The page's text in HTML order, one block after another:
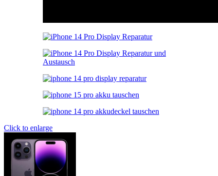
Click to enlarge